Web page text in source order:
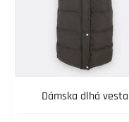
Dámska dlhá vesta